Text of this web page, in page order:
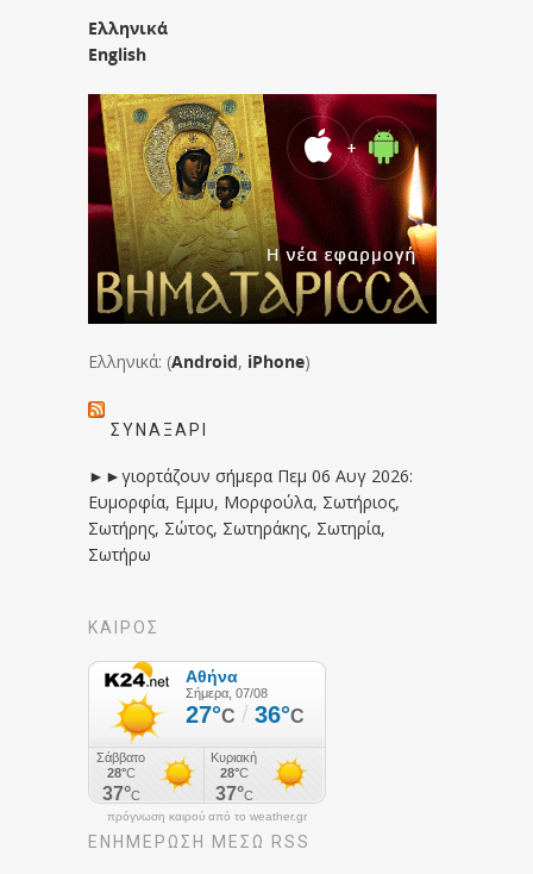
Ελληνικά
English
Ελληνικά: (Android, iPhone)
ΣΥΝΑΞΆΡΙ
►►γιορτάζουν σήμερα Πεμ 06 Αυγ 2026:
Ευμορφία, Εμμυ, Μορφούλα, Σωτήριος,
Σωτήρης, Σώτος, Σωτηράκης, Σωτηρία,
Σωτήρω
ΚΑΙΡΟΣ
πρόγνωση καιρού από το weather.gr
ΕΝΗΜΈΡΩΣΉ ΜΕΣΩ RSS